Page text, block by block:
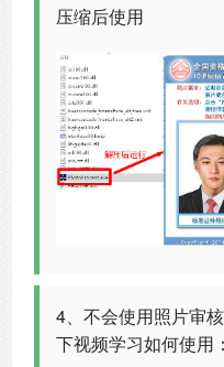
压缩后使用
4、不会使用照片审
下视频学习如何使用：